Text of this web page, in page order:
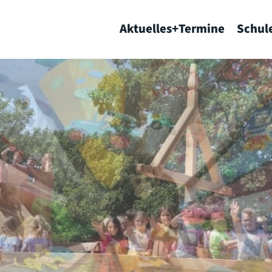
Aktuelles+Termine